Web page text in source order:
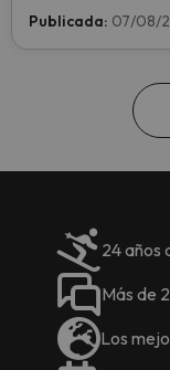
industria del esquí.
Publicada: 07/08/
24 años
Más de
Los